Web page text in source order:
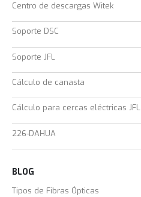
Centro de descargas Witek
Soporte DSC
Soporte JFL
Cálculo de canasta
Cálculo para cercas eléctricas JFL
226-DAHUA
BLOG
Tipos de Fibras Ópticas